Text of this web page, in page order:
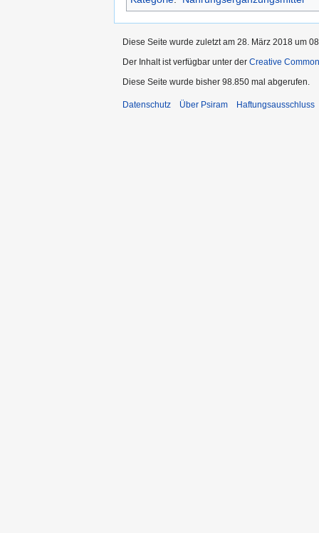
Diese Seite wurde zuletzt am 28. März 2018 um
Der Inhalt ist verfügbar unter der Creative
Diese Seite wurde bisher 98.850 mal abgerufen.
Datenschutz Über Psiram Haftungsausschluss